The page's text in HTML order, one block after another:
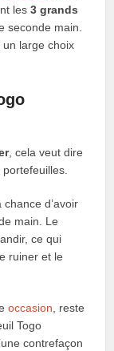
les3 grands
seconde main.
un large choix
, cela veut dire
d’avoir
main. Le
ce qui
ruiner et le
occasion , reste
Togo
contrefaçon